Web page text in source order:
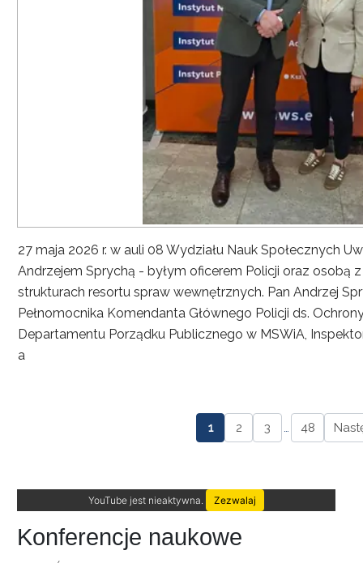
27 maja 2026 r. w auli 08 Wydziału Nauk Społecznych
Andrzejem Sprychą - byłym oficerem Policji oraz osobą
strukturach resortu spraw wewnętrznych. Pan Andrzej
Pełnomocnika Komendanta Głównego Policji ds.
Departamentu Porządku Publicznego w MSWiA,
a
1 2 3 … 48
YouTube jest nieaktywna. Zezwalaj
Konferencje naukowe